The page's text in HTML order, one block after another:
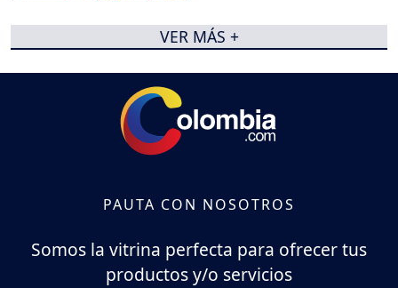
VER MÁS +
PAUTA CON NOSOTROS
Somos la vitrina perfecta para ofrecer tus
productos y/o servicios